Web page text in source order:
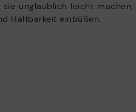
sie unglaublich leicht machen,
Haltbarkeit einbüßen.